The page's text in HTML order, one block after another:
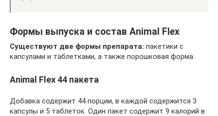
Формы выпуска и состав Animal Flex
Существуют две формы препарата: пакетики с
капсулами и таблетками, а также порошковая форма.
Animal Flex 44 пакета
Добавка содержит 44 порции, в каждой содержится 3
капсулы и 5 таблеток. Один пакет содержит 9 калорий в